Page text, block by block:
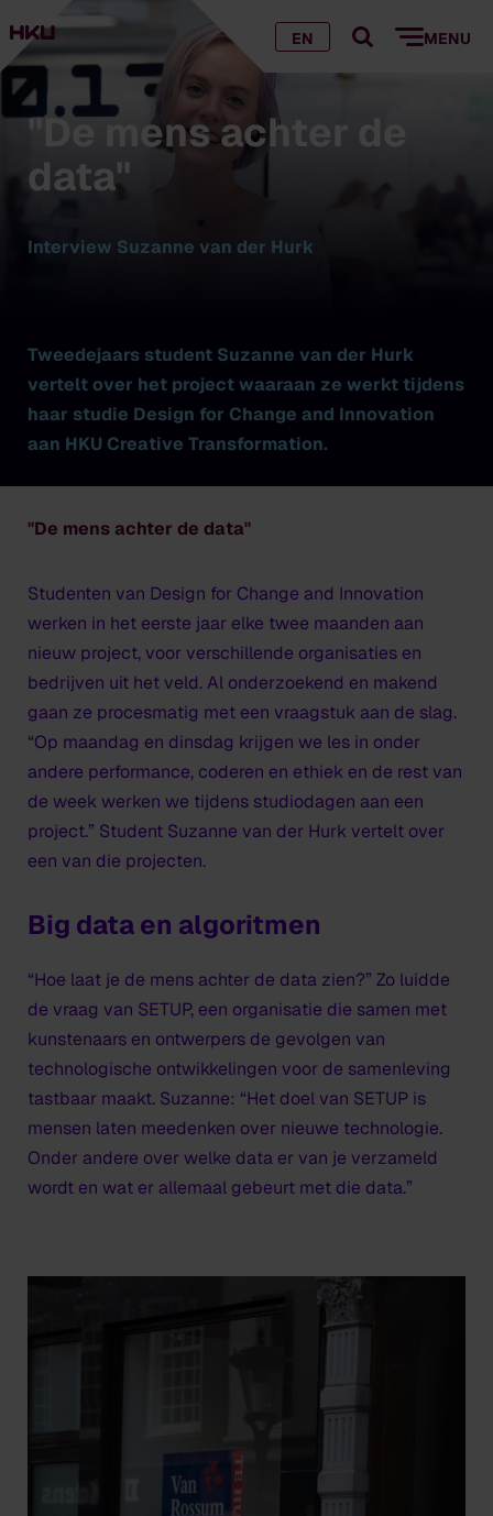
EN MENU
''De mens achter de
data''
Interview Suzanne van der Hurk
Tweedejaars student Suzanne van der Hurk
vertelt over het project waaraan ze werkt tijdens
haar studie Design for Change and Innovation
aan HKU Creative Transformation.
''De mens achter de data''
Studenten van Design for Change and Innovation
werken in het eerste jaar elke twee maanden aan
nieuw project, voor verschillende organisaties en
bedrijven uit het veld. Al onderzoekend en makend
gaan ze procesmatig met een vraagstuk aan de slag.
“Op maandag en dinsdag krijgen we les in onder
andere performance, coderen en ethiek en de rest van
de week werken we tijdens studiodagen aan een
project.” Student Suzanne van der Hurk vertelt over
een van die projecten.
Big data en algoritmen
“Hoe laat je de mens achter de data zien?” Zo luidde
de vraag van SETUP, een organisatie die samen met
kunstenaars en ontwerpers de gevolgen van
technologische ontwikkelingen voor de samenleving
tastbaar maakt. Suzanne: “Het doel van SETUP is
mensen laten meedenken over nieuwe technologie.
Onder andere over welke data er van je verzameld
wordt en wat er allemaal gebeurt met die data.”